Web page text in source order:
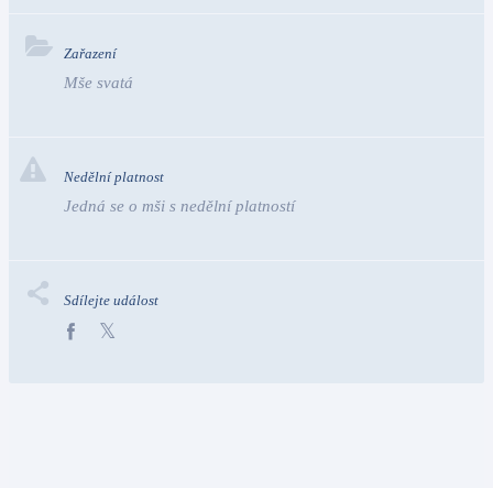
Zařazení
Mše svatá
Nedělní platnost
Jedná se o mši s nedělní platností
Sdílejte událost